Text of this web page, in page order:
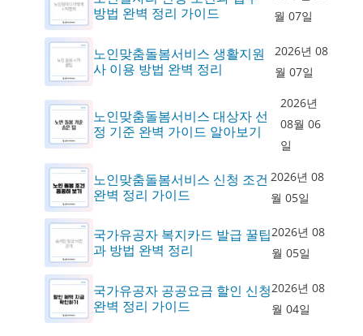
방법 완벽 정리 가이드
월 07일
노인맞춤돌봄서비스 생활지원
사 이용 방법 완벽 정리
2026년 08
월 07일
노인맞춤돌봄서비스 대상자 선
정 기준 완벽 가이드 알아보기
2026년
08월 06
일
노인맞춤돌봄서비스 신청 조건
완벽 정리 가이드
2026년 08
월 05일
국가유공자 복지카드 발급 꿀팁
과 방법 완벽 정리
2026년 08
월 05일
국가유공자 공공요금 할인 신청
완벽 정리 가이드
2026년 08
월 04일